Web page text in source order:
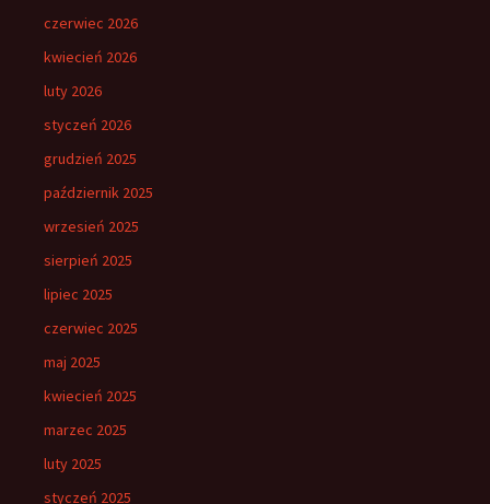
czerwiec 2026
kwiecień 2026
luty 2026
styczeń 2026
grudzień 2025
październik 2025
wrzesień 2025
sierpień 2025
lipiec 2025
czerwiec 2025
maj 2025
kwiecień 2025
marzec 2025
luty 2025
styczeń 2025